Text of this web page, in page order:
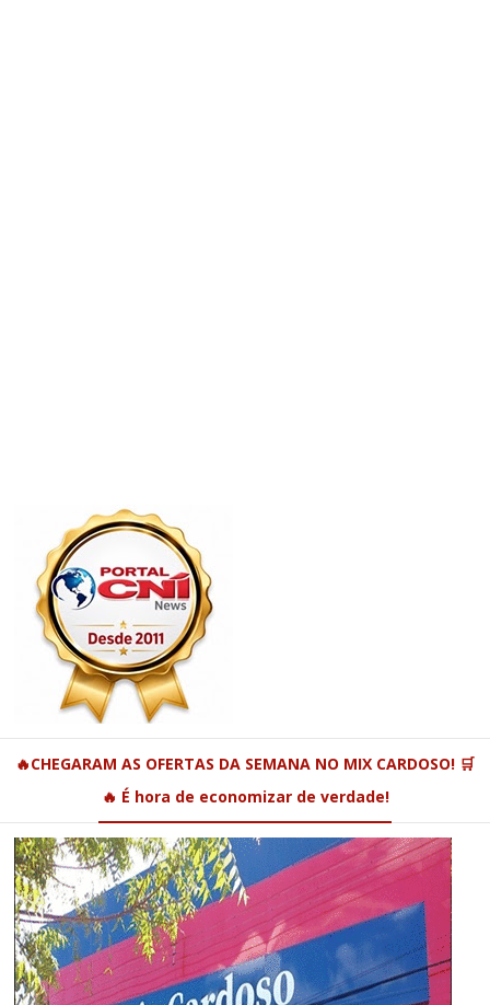
🔥CHEGARAM AS OFERTAS DA SEMANA NO MIX CARDOSO! 🛒
🔥 É hora de economizar de verdade!